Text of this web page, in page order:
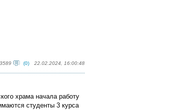
(0) 22.02.2024, 16:00:48
храма начала работу
студенты 3 курса